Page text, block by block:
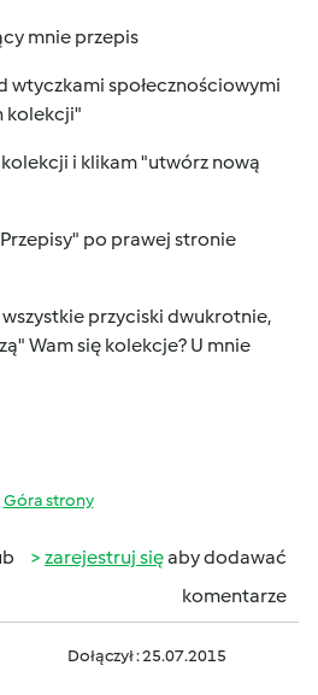
mnie przepis
wtyczkami społecznościowymi
kolekcji"
i klikam "utwórz nową
po prawej stronie
przyciski dwukrotnie,
Wam się kolekcje? U mnie
Góra strony
zarejestruj sięaby dodawać
komentarze
Dołączył : 25.07.2015